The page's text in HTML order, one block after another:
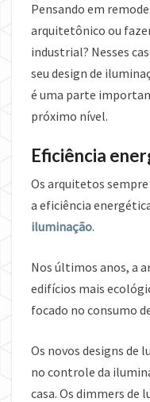
Pensando em
arquitetônico ou
industrial? Nesses
seu design de
é uma parte
próximo nível.
Eficiência
Os arquitetos
a eficiência
iluminação.
Nos últimos anos, a
edifícios mais
focado no consumo
Os novos designs de
no controle da
casa. Os dimmers de